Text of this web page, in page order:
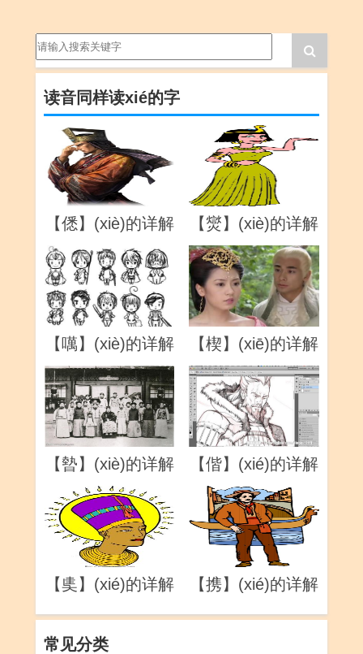
读音同样读xié的字
【僁】(xiè)的详解 【爕】(xiè)的详解
【噧】(xiè)的详解 【楔】(xiē)的详解
【暬】(xiè)的详解 【偕】(xié)的详解
【奊】(xié)的详解 【携】(xié)的详解
常见分类